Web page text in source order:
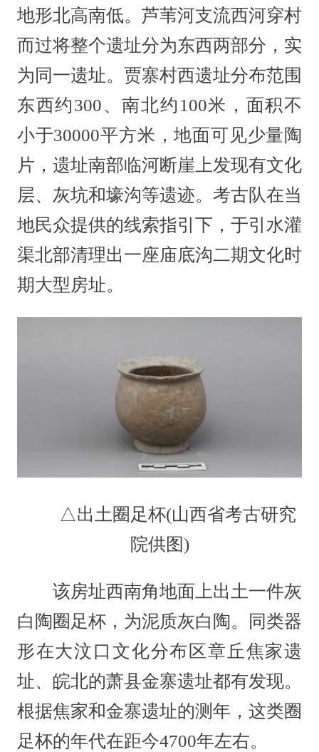
地形北高南低。芦苇河支流西河穿村
而过将整个遗址分为东西两部分，实
为同一遗址。贾寨村西遗址分布范围
东西约300、南北约100米，面积不
小于30000平方米，地面可见少量陶
片，遗址南部临河断崖上发现有文化
层、灰坑和壕沟等遗迹。考古队在当
地民众提供的线索指引下，于引水灌
渠北部清理出一座庙底沟二期文化时
期大型房址。
△出土圈足杯(山西省考古研究
院供图)
该房址西南角地面上出土一件灰
白陶圈足杯，为泥质灰白陶。同类器
形在大汶口文化分布区章丘焦家遗
址、皖北的萧县金寨遗址都有发现。
根据焦家和金寨遗址的测年，这类圈
足杯的年代在距今4700年左右。